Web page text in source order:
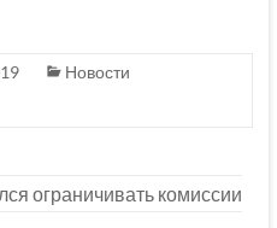
Новости
ограничивать комиссии